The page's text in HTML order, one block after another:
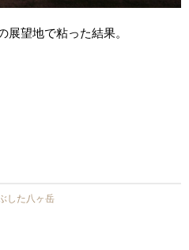
展望地で粘った結果。
した八ヶ岳